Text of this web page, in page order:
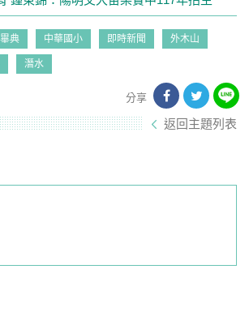
典 中華國小 即時新聞 外木山
潛水
分享
返回主題列表